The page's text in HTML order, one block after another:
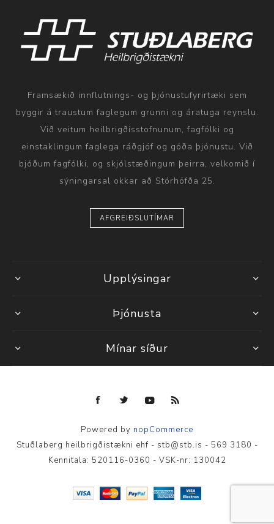
Framsækið innflutnings- og þjónustufyrirtæki sem
byggir á traustum faglegum grunni og áratuga reynslu.
Við veitum heilbrigðisstofnunum, fagfólki og
einstaklingum faglega ráðgjöf og góða þjónustu. Við
bjóðum fagfólki, og skjólstæðingum þeirra, velkomið í
sýningarsal okkar að Stórhöfða 25.
AFGREIÐSLUTÍMAR
Upplýsingar
Þjónusta
Mínar síður
Powered by nopCommerce
Stuðlaberg heilbrigðistækni ehf - stb@stb.is - 569 3180 -
Kennitala: 520116-0360 - VSK-nr: 130042